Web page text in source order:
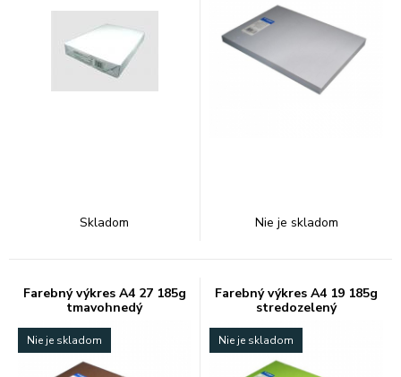
Skladom Nie je skladom
Farebný výkres A4 27 185g
tmavohnedý
Nie je skladom
Farebný výkres A4 19 185g
stredozelený
Nie je skladom